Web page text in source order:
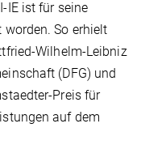
IE ist für seine
So erhielt
Wilhelm-Leibniz
(DFG) und
Preis für
auf dem